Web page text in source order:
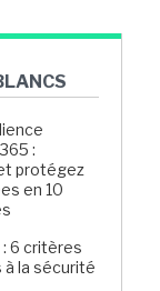
:
protégez
en 10
6 critères
la sécurité